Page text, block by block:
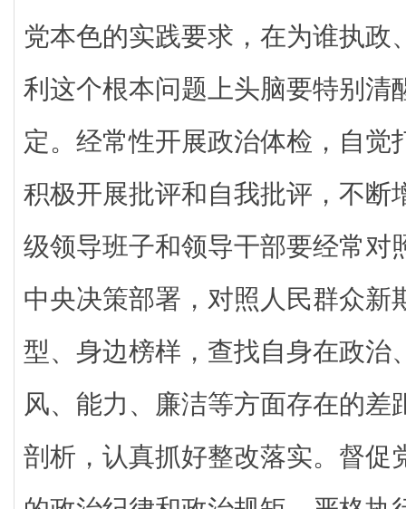
党本色的实践要求，在为谁执政
利这个根本问题上头脑要特别清
定。经常性开展政治体检，自觉
积极开展批评和自我批评，不断
级领导班子和领导干部要经常对
中央决策部署，对照人民群众新
型、身边榜样，查找自身在政治
风、能力、廉洁等方面存在的差
剖析，认真抓好整改落实。督促